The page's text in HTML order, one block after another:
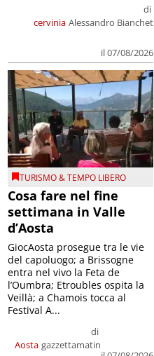
cervinia
di
Alessandro Bianchet
il 07/08/2026
TURISMO & TEMPO LIBERO
Cosa fare nel fine
settimana in Valle
d’Aosta
Aosta
di
gazzettamatin
GiocAosta prosegue tra le vie
del capoluogo; a Brissogne
entra nel vivo la Feta de
l’Oumbra; Etroubles ospita la
Veillà; a Chamois tocca al
Festival A...